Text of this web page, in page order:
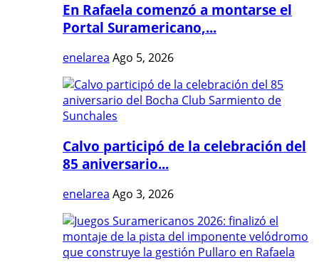
En Rafaela comenzó a montarse el
Portal Suramericano,...
enelarea Ago 5, 2026
Calvo participó de la celebración del
85 aniversario...
enelarea Ago 3, 2026